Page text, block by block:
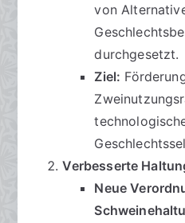
von
durchgesetzt.
Ziel:
Verbesserte
Neue